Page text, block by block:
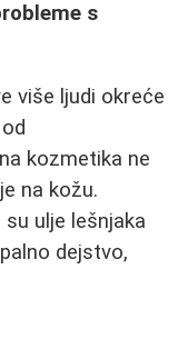
s
više ljudi okreće
kozmetika ne
na kožu.
ulje lešnjaka
dejstvo,